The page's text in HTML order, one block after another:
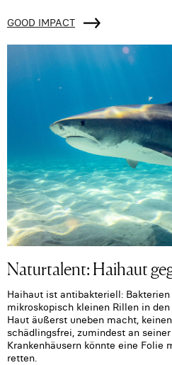
GOOD IMPACT
Naturtalent: Haihaut
Haihaut ist antibakteriell:
mikroskopisch kleinen Rillen in
Haut äußerst uneben macht,
schädlingsfrei, zumindest an
Krankenhäusern könnte eine Folie
retten.